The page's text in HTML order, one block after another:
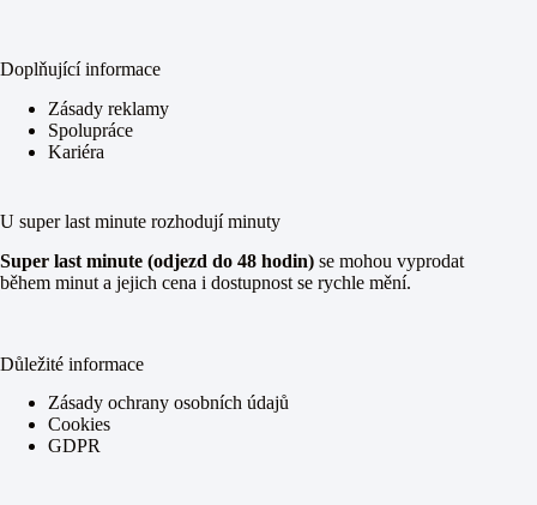
Doplňující informace
Zásady reklamy
Spolupráce
Kariéra
U super last minute rozhodují minuty
Super last minute (odjezd do 48 hodin) se mohou vyprodat
během minut a jejich cena i dostupnost se rychle mění.
Důležité informace
Zásady ochrany osobních údajů
Cookies
GDPR